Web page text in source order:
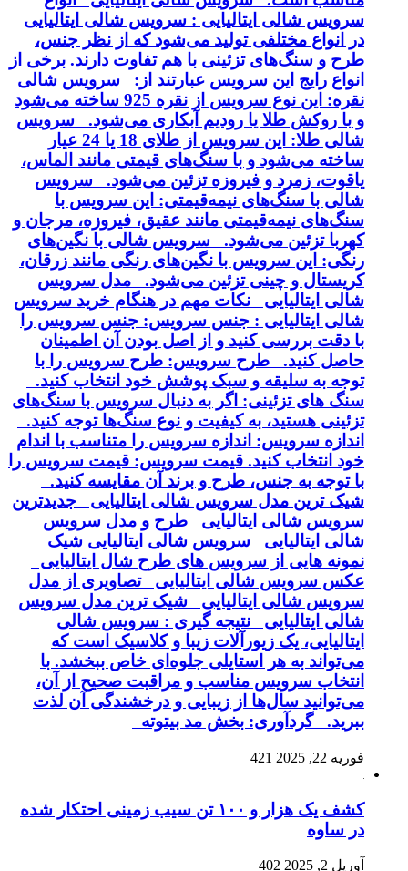
سرویس شالی ایتالیایی : سرویس شالی ایتالیایی
در انواع مختلفی تولید می‌شود که از نظر جنس،
طرح و سنگ‌های تزئینی با هم تفاوت دارند. برخی از
انواع رایج این سرویس عبارتند از: سرویس شالی
نقره: این نوع سرویس از نقره 925 ساخته می‌شود
و با روکش طلا یا رودیم آبکاری می‌شود. سرویس
شالی طلا: این سرویس از طلای 18 یا 24 عیار
ساخته می‌شود و با سنگ‌های قیمتی مانند الماس،
یاقوت، زمرد و فیروزه تزئین می‌شود. سرویس
شالی با سنگ‌های نیمه‌قیمتی: این سرویس با
سنگ‌های نیمه‌قیمتی مانند عقیق، فیروزه، مرجان و
کهربا تزئین می‌شود. سرویس شالی با نگین‌های
رنگی: این سرویس با نگین‌های رنگی مانند زرقان،
کریستال و چینی تزئین می‌شود. مدل سرویس
شالی ایتالیایی نکات مهم در هنگام خرید سرویس
شالی ایتالیایی : جنس سرویس: جنس سرویس را
با دقت بررسی کنید و از اصل بودن آن اطمینان
حاصل کنید. طرح سرویس: طرح سرویس را با
توجه به سلیقه و سبک پوشش خود انتخاب کنید.
سنگ های تزئینی: اگر به دنبال سرویس با سنگ‌های
تزئینی هستید، به کیفیت و نوع سنگ‌ها توجه کنید.
اندازه سرویس: اندازه سرویس را متناسب با اندام
خود انتخاب کنید. قیمت سرویس: قیمت سرویس را
با توجه به جنس، طرح و برند آن مقایسه کنید.
شیک ترین مدل سرویس شالی ایتالیایی جدیدترین
سرویس شالی ایتالیایی طرح و مدل سرویس
شالی ایتالیایی سرویس شالی ایتالیایی شیک
نمونه هایی از سرویس های طرح شال ایتالیایی
عکس سرویس شالی ایتالیایی تصاویری از مدل
سرویس شالی ایتالیایی شیک ترین مدل سرویس
شالی ایتالیایی نتیجه گیری : سرویس شالی
ایتالیایی، یک زیورآلات زیبا و کلاسیک است که
می‌تواند به هر استایلی جلوه‌ای خاص ببخشد. با
انتخاب سرویس مناسب و مراقبت صحیح از آن،
می‌توانید سال‌ها از زیبایی و درخشندگی آن لذت
ببرید. گردآوری: بخش مد بیتوته
فوریه 22, 2025 421
کشف یک هزار و ۱۰۰ تن سیب زمینی احتکار شده
در ساوه
آوریل 2, 2025 402